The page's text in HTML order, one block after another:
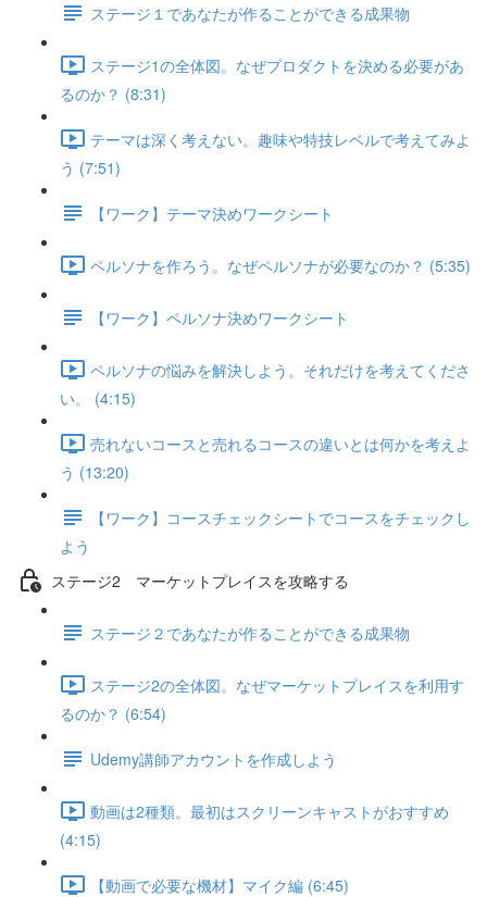
ステージ１であなたが作ることができる成果物
ステージ1の全体図。なぜプロダクトを決める必要があ
るのか？ (8:31)
テーマは深く考えない。趣味や特技レベルで考えてみよ
う (7:51)
【ワーク】テーマ決めワークシート
ペルソナを作ろう。なぜペルソナが必要なのか？ (5:35)
【ワーク】ペルソナ決めワークシート
ペルソナの悩みを解決しよう。それだけを考えてくださ
い。 (4:15)
売れないコースと売れるコースの違いとは何かを考えよ
う (13:20)
【ワーク】コースチェックシートでコースをチェックし
よう
ステージ2 マーケットプレイスを攻略する
ステージ２であなたが作ることができる成果物
ステージ2の全体図。なぜマーケットプレイスを利用す
るのか？ (6:54)
Udemy講師アカウントを作成しよう
動画は2種類。最初はスクリーンキャストがおすすめ
(4:15)
【動画で必要な機材】マイク編 (6:45)